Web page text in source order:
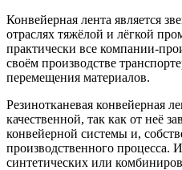
Конвейерная лента является
отраслях тяжёлой и лёгкой
практически все компании-
своём производстве
перемещения материалов.
Резинотканевая конвейерная
качественной, так как от неё
конвейерной системы и,
производственного процесса.
синтетических или